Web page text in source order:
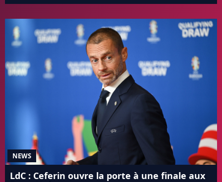
NEWS
LdC : Ceferin ouvre la porte à une finale aux